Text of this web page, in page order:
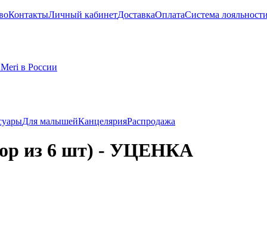
КонтактыЛичный кабинетДоставкаОплатаСистема
Для малышейКанцелярияРаспродажа
из 6 шт) - УЦЕНКА